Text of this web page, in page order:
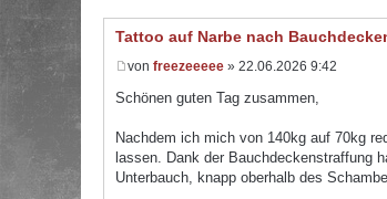
Tattoo auf Narbe nach
von freezeeeee » 22.06.2026 9:42
Schönen guten Tag zusammen,
Nachdem ich mich von 140kg auf 70kg
lassen. Dank der Bauchdeckenstraffung
Unterbauch, knapp oberhalb des